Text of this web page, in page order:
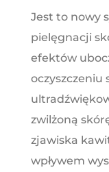
Jest to nowy
pielęgnacji
efektów
oczyszczeniu
zwilżoną
zjawiska
wpływem